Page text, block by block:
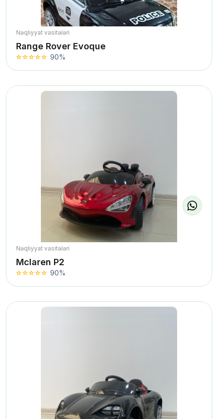
Nəqliyyat vasitələri
Range Rover Evoque
90%
Nəqliyyat vasitələri
Mclaren P2
90%